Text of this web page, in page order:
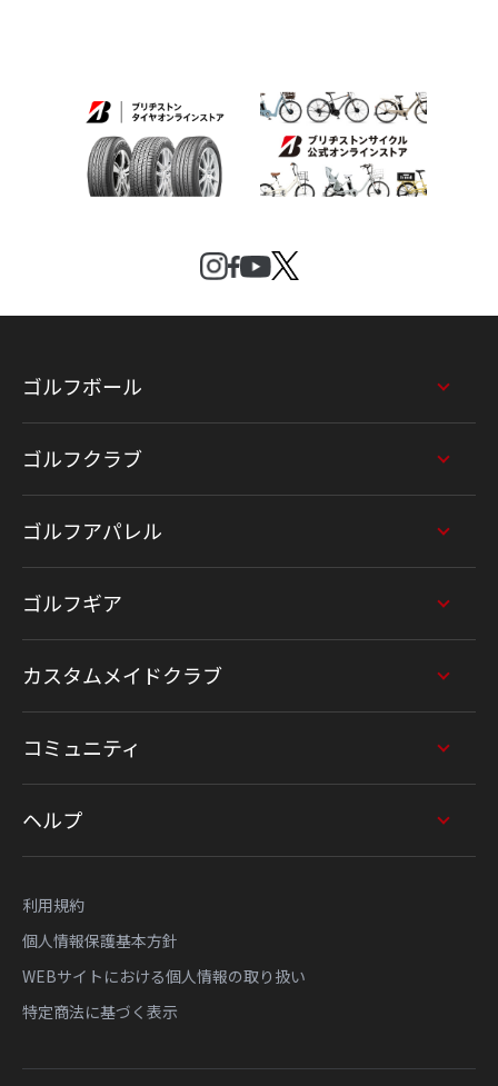
ゴルフボール
ゴルフクラブ
ゴルフアパレル
ゴルフギア
カスタムメイドクラブ
コミュニティ
ヘルプ
利用規約
個人情報保護基本方針
WEBサイトにおける個人情報の取り扱い
特定商法に基づく表示